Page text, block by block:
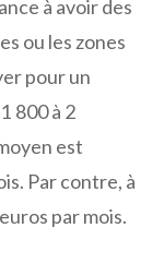
à avoir des
ou les zones
pour un
800 à 2
est
Par contre, à
par mois.